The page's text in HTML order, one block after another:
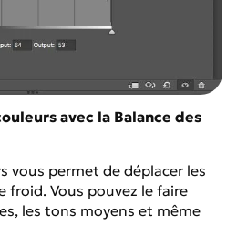
avec la Balance des
vous permet de déplacer les
froid. Vous pouvez le faire
les tons moyens et même